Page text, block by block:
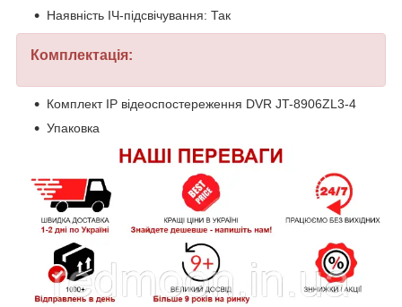
Наявність ІЧ-підсвічування: Так
Комплектація:
Комплект IP відеоспостереження DVR JT-8906ZL3-4
Упаковка